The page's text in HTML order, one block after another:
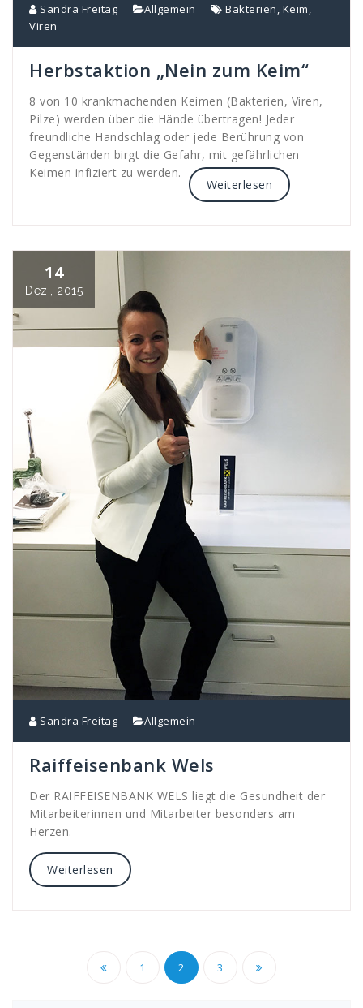
Sandra Freitag Allgemein Bakterien, Keim,
Viren
Herbstaktion „Nein zum Keim“
8 von 10 krankmachenden Keimen (Bakterien, Viren,
Pilze) werden über die Hände übertragen! Jeder
freundliche Handschlag oder jede Berührung von
Gegenständen birgt die Gefahr, mit gefährlichen
Keimen infiziert zu werden.
Weiterlesen
14
Dez., 2015
Sandra Freitag Allgemein
Raiffeisenbank Wels
Der RAIFFEISENBANK WELS liegt die Gesundheit der
Mitarbeiterinnen und Mitarbeiter besonders am
Herzen.
Weiterlesen
Beitragsnavigation
1 2 3